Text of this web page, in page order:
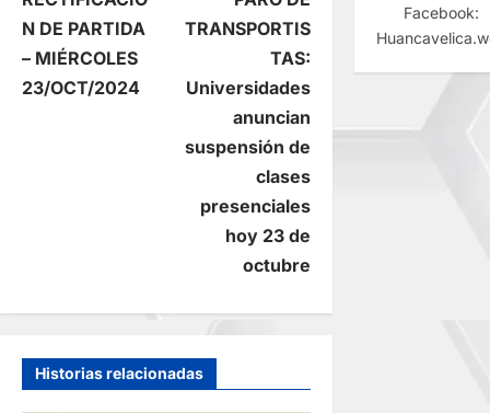
a
v
i
ó
N DE PARTIDA
– MIÉRCOLES
23/OCT/2024
TRANSPORTIS
TAS:
Universidades
anuncian
suspensión de
clases
presenciales
hoy 23 de
octubre
Historias relacionadas
Facebook: